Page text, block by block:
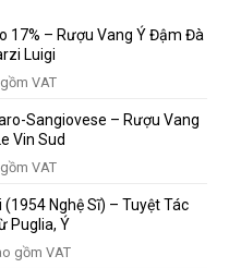
17% – Rượu Vang Ý Đậm Đà
Luigi
VNĐ.
VAT
Sangiovese – Rượu Vang
Vin Sud
VNĐ.
VAT
Nghệ Sĩ) – Tuyệt Tác
Puglia, Ý
gồm VAT